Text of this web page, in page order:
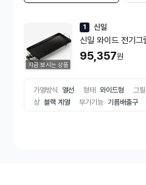
지금 보시는 상품
1 신일
신일 와이드 전기
95,357원
가열방식 열선 형태 와이드형 그
상 블랙 계열 부가기능 기름배출구